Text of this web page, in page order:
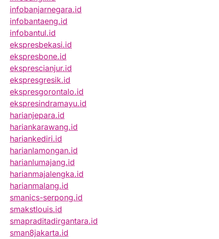
infobanjarnegara.id
infobantaeng.id
infobantul.id
ekspresbekasi.id
ekspresbone.id
eksprescianjur.id
ekspresgresik.id
ekspresgorontalo.id
ekspresindramayu.id
harianjepara.id
hariankarawang.id
hariankediri.id
harianlamongan.id
harianlumajang.id
harianmajalengka.id
harianmalang.id
smanics-serpong.id
smakstlouis.id
smapraditadirgantara.id
sman8jakarta.id